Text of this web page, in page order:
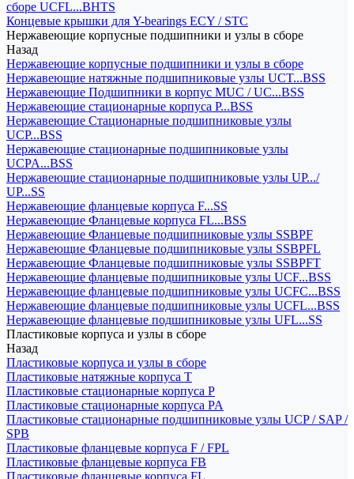
сборе UCFL...BHTS
Концевые крышки для Y-bearings ECY / STC
Нержавеющие корпусные подшипники и узлы в сборе
Назад
Нержавеющие корпусные подшипники и узлы в сборе
Нержавеющие натяжные подшипниковые узлы UCT...BSS
Нержавеющие Подшипники в корпус MUC / UC...BSS
Нержавеющие стационарные корпуса P...BSS
Нержавеющие Стационарные подшипниковые узлы
UCP...BSS
Нержавеющие стационарные подшипниковые узлы
UCPA...BSS
Нержавеющие стационарные подшипниковые узлы UP.../
UP...SS
Нержавеющие фланцевые корпуса F...SS
Нержавеющие Фланцевые корпуса FL...BSS
Нержавеющие Фланцевые подшипниковые узлы SSBPF
Нержавеющие Фланцевые подшипниковые узлы SSBPFL
Нержавеющие Фланцевые подшипниковые узлы SSBPFT
Нержавеющие фланцевые подшипниковые узлы UCF...BSS
Нержавеющие фланцевые подшипниковые узлы UCFC...BSS
Нержавеющие фланцевые подшипниковые узлы UCFL...BSS
Нержавеющие фланцевые подшипниковые узлы UFL...SS
Пластиковые корпуса и узлы в сборе
Назад
Пластиковые корпуса и узлы в сборе
Пластиковые натяжные корпуса T
Пластиковые стационарные корпуса P
Пластиковые стационарные корпуса PA
Пластиковые стационарные подшипниковые узлы UCP / SAP /
SPB
Пластиковые фланцевые корпуса F / FPL
Пластиковые фланцевые корпуса FB
Пластиковые фланцевые корпуса FL